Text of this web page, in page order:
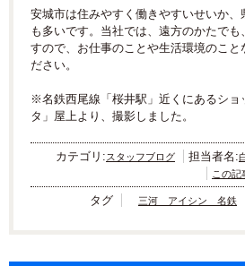
安城市は住みやすく働きやすいせいか
も多いです。当社では、遠方のかたで
すので、お仕事のことや生活環境のこと
ださい。
※名鉄西尾線「桜井駅」近くにあるショ
タ」屋上より、撮影しました。
カテゴリ:スタッフブログ 担当者名:
この記
タグ 三河 アイシン 名鉄